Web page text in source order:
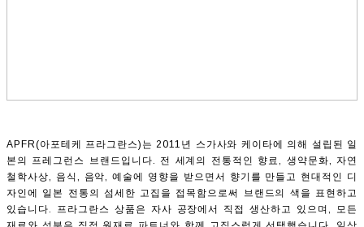
APFR(아포테케 프라그란스)는 2011년 스가사와 케이타에 의해 설립된 일
본의 프레그런스 브랜드입니다. 전 세계의 전통적인 향료, 생약문화, 자연
철학사상, 음식, 음악, 예술에 영향을 받으면서 향기를 만들고 현대적인 디
자인에 일본 전통의 섬세한 고집을 접목함으로써 브랜드의 색을 표현하고
있습니다. 프라그란스 상품은 자사 공장에서 직접 생산하고 있으며, 모든